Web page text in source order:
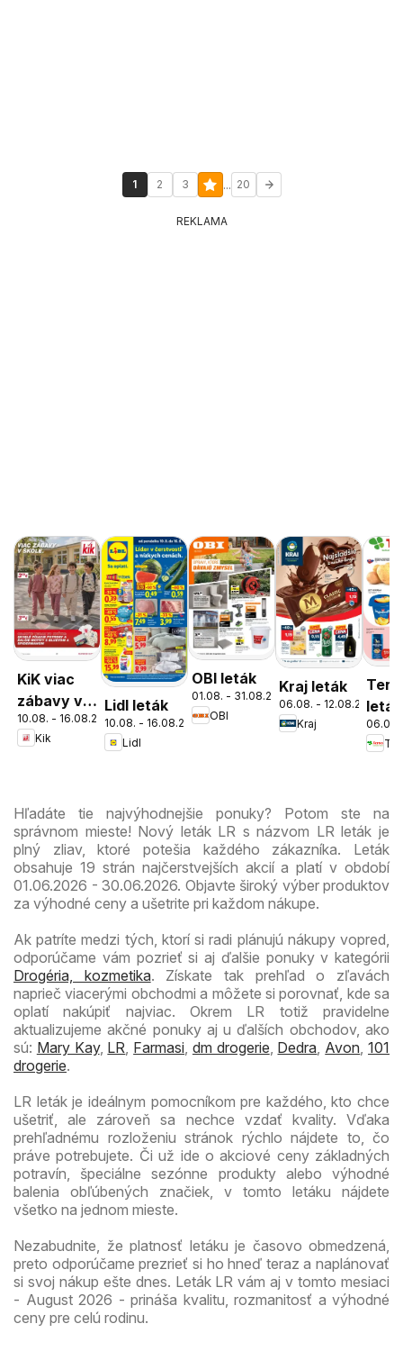
1 2 3 ... 20
REKLAMA
KiK viac
zábavy v
škole
10.08. - 16.08.2026
Kik
Lidl leták
10.08. - 16.08.2026
Lidl
OBI leták
01.08. - 31.08.2026
OBI
Kraj leták
06.08. - 12.08.2026
Kraj
leták
06.08.
Hľadáte tie najvýhodnejšie ponuky? Potom ste na
správnom mieste! Nový leták LR s názvom LR leták je
plný zliav, ktoré potešia každého zákazníka. Leták
obsahuje 19 strán najčerstvejších akcií a platí v období
01.06.2026 - 30.06.2026. Objavte široký výber produktov
za výhodné ceny a ušetrite pri každom nákupe.
Ak patríte medzi tých, ktorí si radi plánujú nákupy vopred,
odporúčame vám pozrieť si aj ďalšie ponuky v kategórii
Drogéria, kozmetika. Získate tak prehľad o zľavách
naprieč viacerými obchodmi a môžete si porovnať, kde sa
oplatí nakúpiť najviac. Okrem LR totiž pravidelne
aktualizujeme akčné ponuky aj u ďalších obchodov, ako
sú: Mary Kay, LR, Farmasi, dm drogerie, Dedra, Avon,101
drogerie.
LR leták je ideálnym pomocníkom pre každého, kto chce
ušetriť, ale zároveň sa nechce vzdať kvality. Vďaka
prehľadnému rozloženiu stránok rýchlo nájdete to, čo
práve potrebujete. Či už ide o akciové ceny základných
potravín, špeciálne sezónne produkty alebo výhodné
balenia obľúbených značiek, v tomto letáku nájdete
všetko na jednom mieste.
Nezabudnite, že platnosť letáku je časovo obmedzená,
preto odporúčame prezrieť si ho hneď teraz a naplánovať
si svoj nákup ešte dnes. Leták LR vám aj v tomto mesiaci
- August 2026 - prináša kvalitu, rozmanitosť a výhodné
ceny pre celú rodinu.